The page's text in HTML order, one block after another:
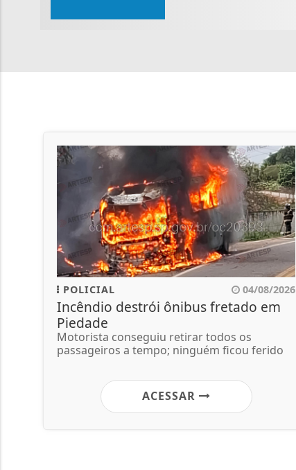
POLICIAL 04/08/2026
Incêndio destrói ônibus fretado em
Piedade
Motorista conseguiu retirar todos os
passageiros a tempo; ninguém ficou ferido
ACESSAR